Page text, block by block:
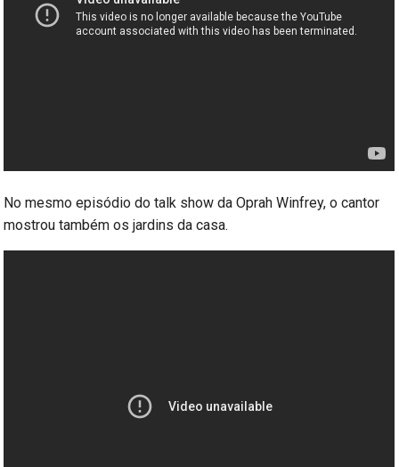
No mesmo episódio do talk show da Oprah Winfrey, o cantor
mostrou também os jardins da casa.